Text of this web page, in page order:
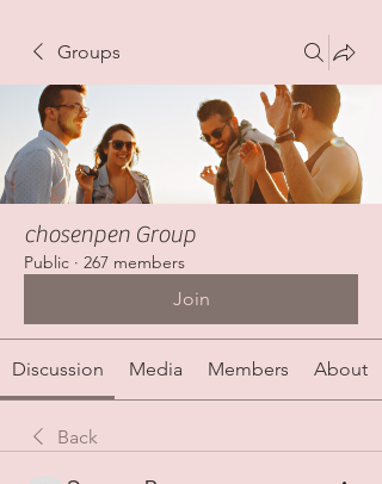
Groups
chosenpen Group
Public · 267 members
Join
Discussion Media Members About
Back